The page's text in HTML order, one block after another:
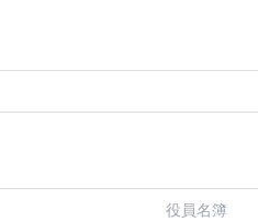
役員名簿